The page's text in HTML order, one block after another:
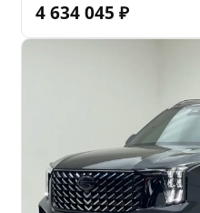
4 634 045 ₽